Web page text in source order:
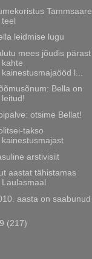
Tammsaare
teel
leidmise lugu
mees jõudis pärast
kahte
kainestusmajaööd l...
Bella on
leitud!
otsime Bellat!
takso
kainestusmajast
arstivisiit
aastat tähistamas
Laulasmaal
aasta on saabunud
(217)